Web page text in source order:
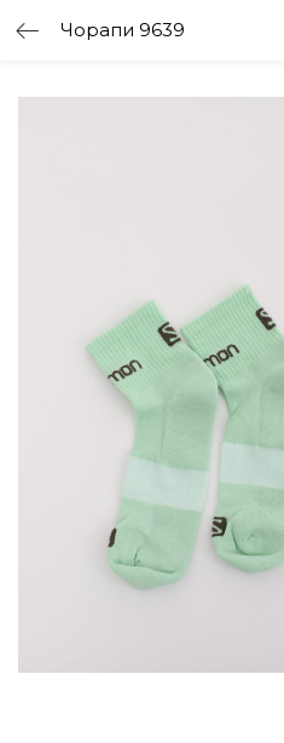
Чорапи 9639
LOGIN
Enter your username and
Lost